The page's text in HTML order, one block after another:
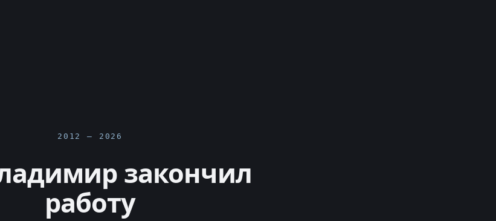
2012 — 2026
закончил
работу